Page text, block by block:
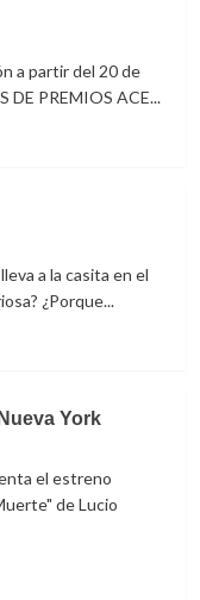
a partir del 20 de
DE PREMIOS ACE...
a la casita en el
¿Porque...
York
el estreno
de Lucio